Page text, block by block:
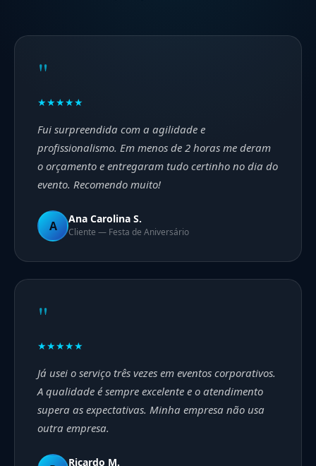
"
★★★★★
Fui surpreendida com a agilidade e
profissionalismo. Em menos de 2 horas me deram
o orçamento e entregaram tudo certinho no dia do
evento. Recomendo muito!
A Ana Carolina S.
Cliente — Festa de Aniversário
"
★★★★★
Já usei o serviço três vezes em eventos corporativos.
A qualidade é sempre excelente e o atendimento
supera as expectativas. Minha empresa não usa
outra empresa.
Ricardo M.